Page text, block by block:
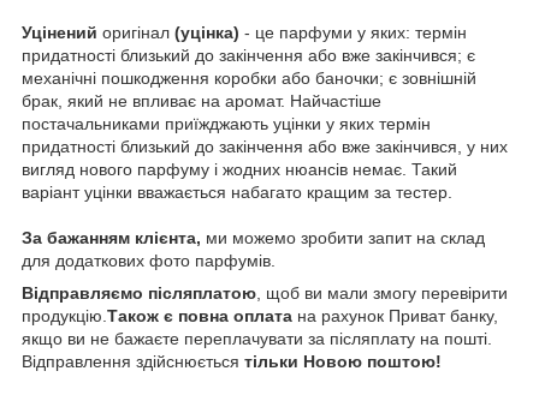
Уцінений оригінал (уцінка) - це парфуми у яких: термін
придатності близький до закінчення або вже закінчився; є
механічні пошкодження коробки або баночки; є зовнішній
брак, який не впливає на аромат. Найчастіше
постачальниками приїжджають уцінки у яких термін
придатності близький до закінчення або вже закінчився, у них
вигляд нового парфуму і жодних нюансів немає. Такий
варіант уцінки вважається набагато кращим за тестер.
За бажанням клієнта, ми можемо зробити запит на склад
для додаткових фото парфумів.
Відправляємо післяплатою , щоб ви мали змогу перевірити
продукцію. Також є повна оплата на рахунок Приват банку,
якщо ви не бажаєте переплачувати за післяплату на пошті.
Відправлення здійснюється тільки Новою поштою!